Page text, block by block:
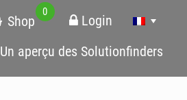
Shop
0
Login
Un aperçu des Solutionfinders